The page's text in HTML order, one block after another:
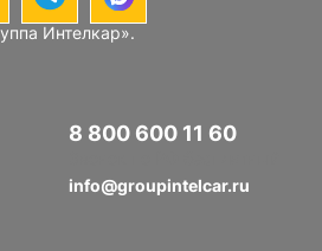
Интелкар».
8 800 600 11 60
info@groupintelcar.ru